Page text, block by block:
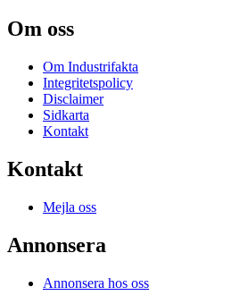
Om oss
Om Industrifakta
Integritetspolicy
Disclaimer
Sidkarta
Kontakt
Kontakt
Mejla oss
Annonsera
Annonsera hos oss